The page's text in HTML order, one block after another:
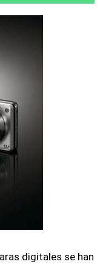
digitales se han